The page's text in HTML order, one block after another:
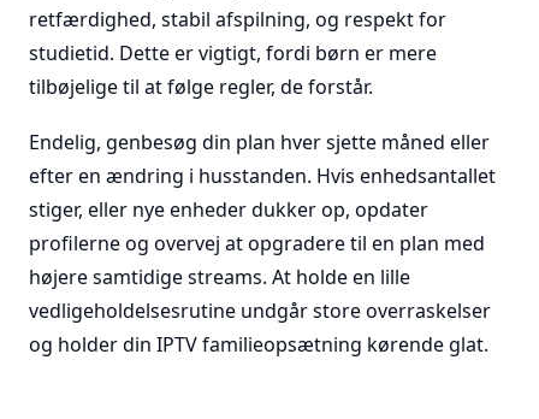
retfærdighed, stabil afspilning, og respekt for
studietid. Dette er vigtigt, fordi børn er mere
tilbøjelige til at følge regler, de forstår.
Endelig, genbesøg din plan hver sjette måned eller
efter en ændring i husstanden. Hvis enhedsantallet
stiger, eller nye enheder dukker op, opdater
profilerne og overvej at opgradere til en plan med
højere samtidige streams. At holde en lille
vedligeholdelsesrutine undgår store overraskelser
og holder din IPTV familieopsætning kørende glat.